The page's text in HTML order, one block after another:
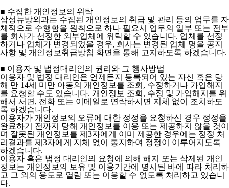
■ 수집한 개인정보의 위탁
삼성뉴방외과는 수집된 개인정보의 취급 및 관리 등의 업무를 자
체적으로 수행함을 원칙으로 하나 필요시 업무의 일부 또는 전부
를 회사가 선정한 외부업체에 위탁할 수 있습니다. 업체를 선정
하거나 업체가 변경되었을 경우, 회사는 변경된 업체 명을 공지
사항 및 개인정보취급방침 화면을 통해 고지하도록 하겠습니다.
■ 이용자 및 법정대리인의 권리와 그 행사방법
이용자 및 법정 대리인은 언제든지 등록되어 있는 자신 혹은 당
해 만 14세 미만 아동의 개인정보를 조회, 수정하거나 가입해지
를 요청할 수도 있습니다. 개인정보 조회, 수정 및 가입해지를 위
해서 서면, 전화 또는 이메일로 연락하시면 지체 없이 조치하도
록 하겠습니다.
이용자가 개인정보의 오류에 대한 정정을 요청하신 경우 정정을
완료하기 전까지 당해 개인정보를 이용 또는 제공하지 않을 것이
며 잘못된 개인정보를 제3자에게 이미 제공한 경우에는 정정 처
리결과를 제3자에게 지체 없이 통지하여 정정이 이루어지도록
하겠습니다.
이용자 혹은 법정 대리인의 요청에 의해 해지 또는 삭제된 개인
정보는 개인정보의 보유 및 이용기간에 명시된 바에 따라 처리하
고 그 외의 용도로 열람 또는 이용할 수 없도록 처리하고 있습니
다.